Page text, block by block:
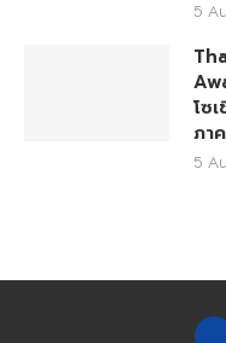
5
โซ
ภา
5